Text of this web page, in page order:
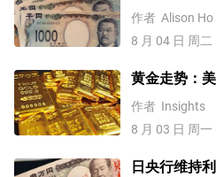
，未来上涨还
作者 Alison Ho
8 月 04 日 周二
黄金走势：
率、美元失
作者 Insights
8 月 03 日 周一
日央行维持